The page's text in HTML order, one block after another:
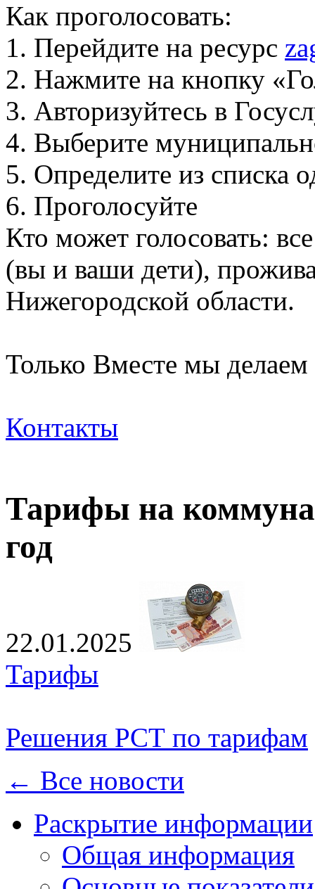
Как проголосовать:
1. Перейдите на ресурс
2. Нажмите на кнопку
3. Авторизуйтесь в
4. Выберите
5. Определите из списка
6. Проголосуйте
Кто может голосовать:
(вы и ваши дети),
Нижегородской области.
Только Вместе мы
Контакты
Тарифы на
год
22.01.2025
Тарифы
Решения РСТ по тарифам
← Все новости
Раскрытие информации
Общая информация